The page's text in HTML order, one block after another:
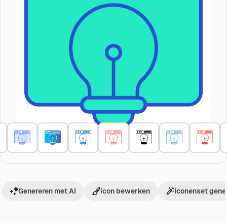
Genereren met AI icon bewerken Iconenset